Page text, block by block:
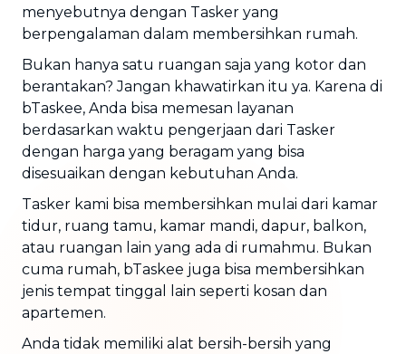
menyebutnya dengan Tasker yang
berpengalaman dalam membersihkan rumah.
Bukan hanya satu ruangan saja yang kotor dan
berantakan? Jangan khawatirkan itu ya. Karena di
bTaskee, Anda bisa memesan layanan
berdasarkan waktu pengerjaan dari Tasker
dengan harga yang beragam yang bisa
disesuaikan dengan kebutuhan Anda.
Tasker kami bisa membersihkan mulai dari kamar
tidur, ruang tamu, kamar mandi, dapur, balkon,
atau ruangan lain yang ada di rumahmu. Bukan
cuma rumah, bTaskee juga bisa membersihkan
jenis tempat tinggal lain seperti kosan dan
apartemen.
Anda tidak memiliki alat bersih-bersih yang